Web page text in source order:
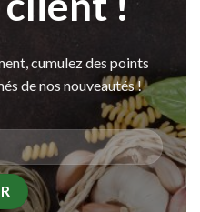
cumulez des points
de nos nouveautés !